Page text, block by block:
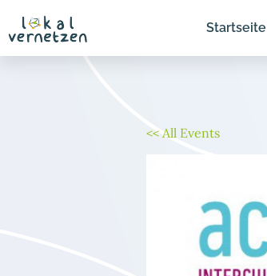
Inhalt
springen
Startseite
<< All Events